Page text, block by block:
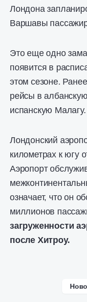
Лондона
Варшавы
Это еще одно
появится в
этом сезоне. Ранее
рейсы в
испанскую Малагу.
Лондонский
километрах к югу
Аэропорт
означает, что он
миллионов
загруженности
после Хитроу.